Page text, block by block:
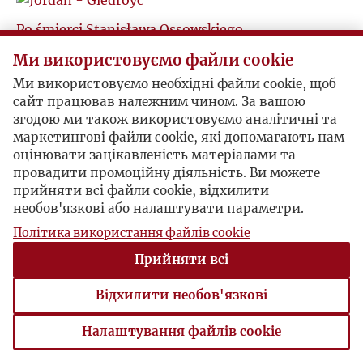
U
V
W
Ż
R
S
Ś
T
U
V
W
Z
Po śmierci Stanisława Ossowskiego
1963-11 , Zbigniew Jordan
List niedatowany, napisany po 22 listopada 1963.
Jordan zgadza się na napisanie artykułu
wspomnieniowego o Stanisławie Ossowskim.
O Stanisławie Ossowskim
Maisons-Laffitte, 1963-11-18 , Jerzy Giedroyc
Giedroyc poświęca list niedawno zmarłemu
socjologowi Stanisławowi Ossowskiemu i jego
żonie Marii. Prosi Jordana o przygotowanie
artykułu biograficznego na temat zmarłego. Tekst
ukazał się w Kulturze 1964/1-2/195-196 pod
O Stanisławie Ossowskim .
Ми використовуємо файли cookie
Ми використовуємо необхідні файли cookie, щоб
сайт працював належним чином. За вашою
згодою ми також використовуємо аналітичні та
маркетингові файли cookie, які допомагають нам
оцінювати зацікавленість матеріалами та
провадити промоційну діяльність. Ви можете
прийняти всі файли cookie, відхилити
необов'язкові або налаштувати параметри.
Політика використання файлів cookie
Прийняти всі
Відхилити необов'язкові
Налаштування файлів cookie
Налаштування файлів cookie